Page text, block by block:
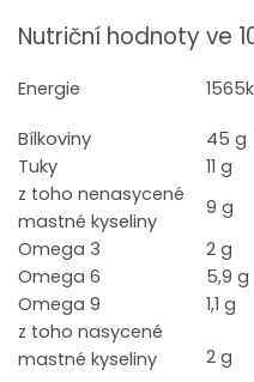
Nutriční hodnoty ve
Energie
Bílkoviny
45 g
Tuky
11 g
z toho nenasycené
mastné kyseliny
9 g
Omega 3
2 g
Omega 6
5,9 g
Omega 9
1,1 g
z toho nasycené
mastné kyseliny
2 g